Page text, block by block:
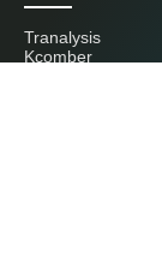
Tranalysis
Kcomber